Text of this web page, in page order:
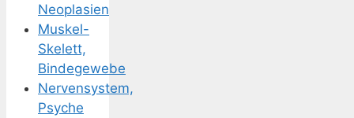
Neoplasien
Muskel-
Skelett,
Bindegewebe
Nervensystem,
Psyche